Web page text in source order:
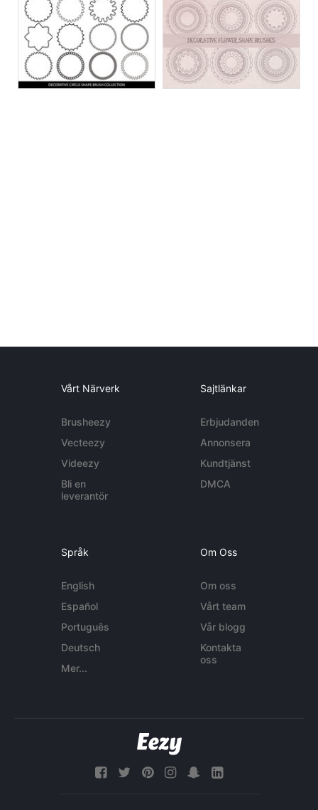
Vårt Närverk
Brusheezy
Vecteezy
Videezy
Bli en
leverantör
Sajtlänkar
Erbjudanden
Annonsera
Kundtjänst
DMCA
Språk
English
Español
Português
Deutsch
Mer...
Om Oss
Om oss
Vårt team
Vår blogg
Kontakta
oss